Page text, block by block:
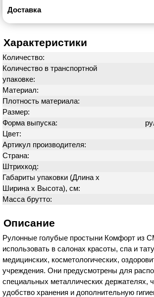
Доставка
Характеристики
Количество:
Количество в транспортной
упаковке:
Материал:
Плотность материала:
Размер:
Форма выпуска:
Цвет:
Артикул производителя:
Страна:
Штрихкод:
Габариты упаковки (Длина х
Ширина х Высота), см:
Масса брутто:
Описание
Рулонные голубые простыни Комфорт из
использовать в салонах красоты, спа и
медицинских, косметологических,
учреждения. Они предусмотрены для
специальных металлических держателях,
удобство хранения и дополнительную